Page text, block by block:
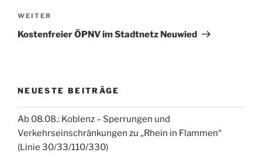
Nächster
Beitrag
WEITER
Kostenfreier ÖPNV im Stadtnetz Neuwied
NEUESTE BEITRÄGE
Ab 08.08.: Koblenz – Sperrungen und
Verkehrseinschränkungen zu „Rhein in Flammen“
(Linie 30/33/110/330)